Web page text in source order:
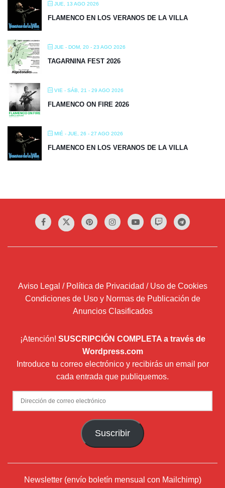
JUE, 13 AGO 2026
FLAMENCO EN LOS VERANOS DE LA VILLA
JUE - DOM, 20 - 23 AGO 2026
TAGARNINA FEST 2026
VIE - SÁB, 21 - 29 AGO 2026
FLAMENCO ON FIRE 2026
MIÉ - JUE, 26 - 27 AGO 2026
FLAMENCO EN LOS VERANOS DE LA VILLA
Aviso Legal / Política de Privacidad / Uso de Cookies
Condiciones de Uso y Normas de Publicación de
Anuncios Clasificados
¡Atención! SUSCRIPCIÓN COMPLETA a través de
Wordpress.com
Introduce tu correo electrónico y recibirás un email por
cada entrada que publiquemos.
Dirección
de
Suscribir
Newsletter (envío boletín mensual con Mailchimp)